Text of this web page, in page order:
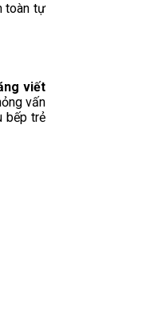
toàn tự
viết
vấn
bếp trẻ